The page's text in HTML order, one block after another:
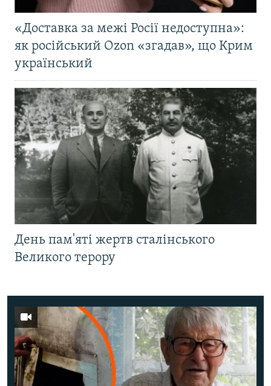
«Доставка за межі Росії недоступна»:
як російський Ozon «згадав», що Крим
український
День пам'яті жертв сталінського
Великого терору